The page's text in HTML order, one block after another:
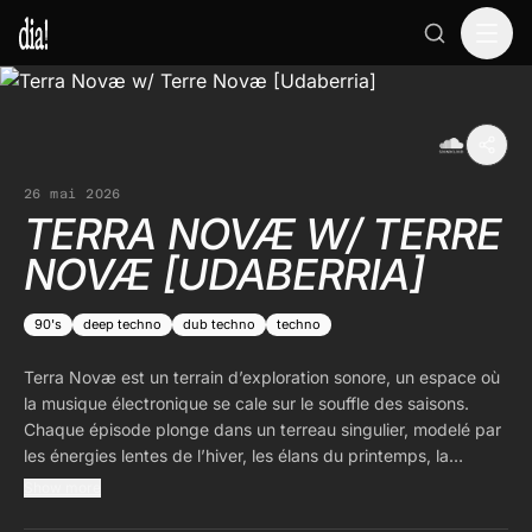
26 mai 2026
TERRA NOVÆ W/ TERRE
NOVÆ [UDABERRIA]
90's deep techno dub techno techno
Terra Novæ est un terrain d’exploration sonore, un espace où
la musique électronique se cale sur le souffle des saisons.
Chaque épisode plonge dans un terreau singulier, modelé par
les énergies lentes de l’hiver, les élans du printemps, la
chaleur expansive de l’été ou les glissements de l’automne.